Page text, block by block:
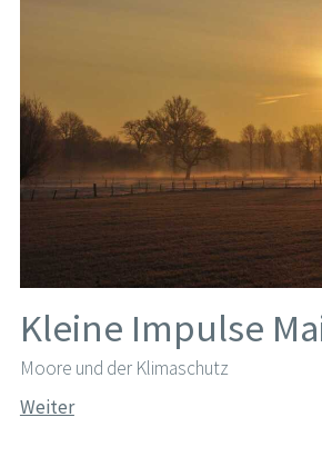
Kleine Impulse
Moore und der Klimaschutz
Weiter